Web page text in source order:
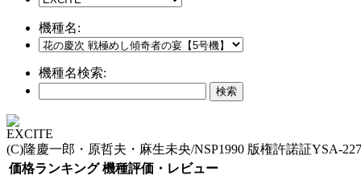
機種名:
機種名検索:
EXCITE
(C)隆慶一郎・原哲夫・麻生未央/NSP1990 版権許諾証YSA-227
価格ランキング 機種評価・レビュー